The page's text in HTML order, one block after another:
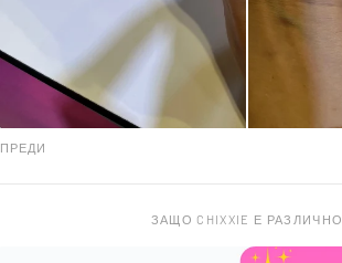
ПРЕДИ
ЗАЩО CHIXXIE Е РАЗЛИЧНО